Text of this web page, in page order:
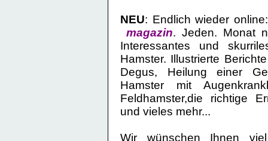
NEU: Endlich wieder
magazin. Jeden. Monat
Interessantes und
Hamster. Illustrierte
Degus, Heilung einer
Hamster mit
Feldhamster,die richtige
und vieles mehr...
Wir wünschen Ihnen